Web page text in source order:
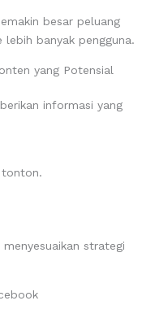
besar peluang
banyak pengguna.
yang Potensial
informasi yang
tonton.
strategi